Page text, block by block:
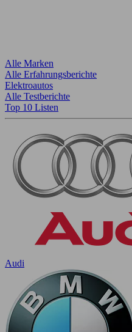
Alle Marken
Alle Erfahrungsberichte
Elektroautos
Alle Testberichte
Top 10 Listen
Audi